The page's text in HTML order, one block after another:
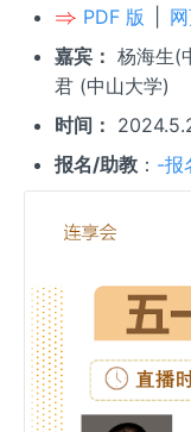
{\c
olor
{re
d}
{\R
ight
arro
⇒ PDF 版
嘉宾： 杨海生(
君 (中山大学)
时间：
报名/助教： -报